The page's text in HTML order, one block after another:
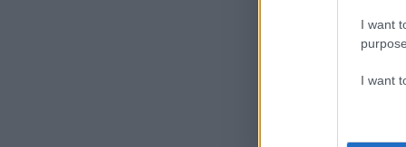
I want
I want
. Το site